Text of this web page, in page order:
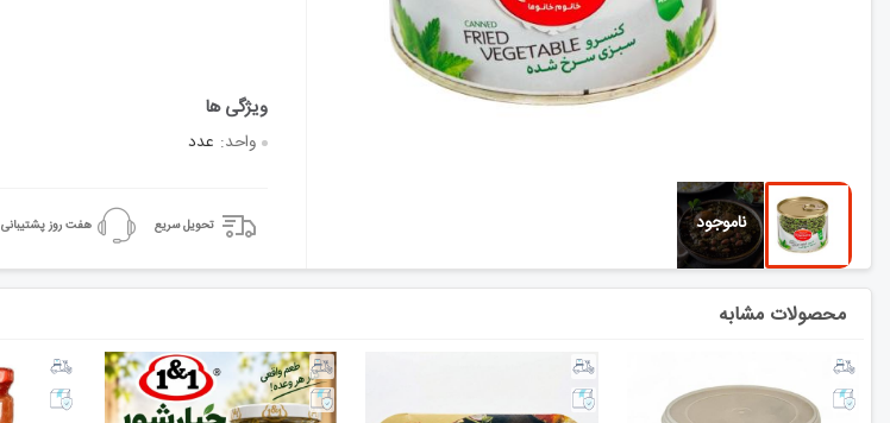
واحد: عدد
تحویل سریع هفت روز پشتیبانی
محصولات مشابه